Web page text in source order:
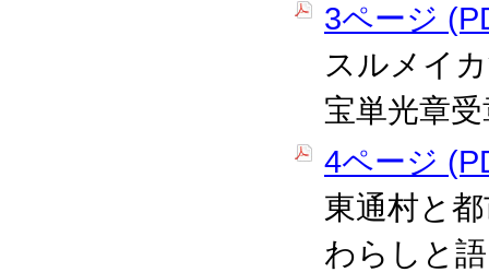
3ページ
スルメイ
宝単光章
4ページ
東通村と
わらしと